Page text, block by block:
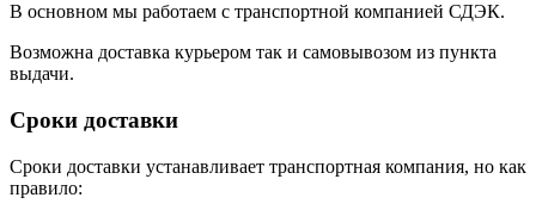
В основном мы работаем с транспортной компанией СДЭК.
Возможна доставка курьером так и самовывозом из пункта
выдачи.
Сроки доставки
Сроки доставки устанавливает транспортная компания, но как
правило: